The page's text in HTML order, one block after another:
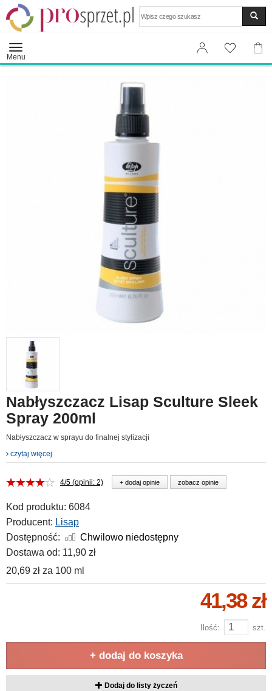
Menu
Nabłyszczacz Lisap Sculture Sleek
Spray 200ml
Nabłyszczacz w sprayu do finalnej stylizacji
czytaj więcej
4/5 (opinii: 2) + dodaj opinie zobacz opinie
Kod produktu: 6084
Producent: Lisap
Dostępność:
Chwilowo niedostępny
Dostawa od: 11,90 zł
20,69 zł za 100 ml
41,38 zł
Ilość: szt.
+ dodaj do koszyka
Dodaj do listy życzeń